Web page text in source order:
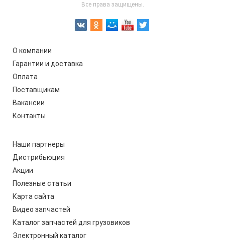
Все права защищены.
О компании
Гарантии и доставка
Оплата
Поставщикам
Вакансии
Контакты
Наши партнеры
Дистрибьюция
Акции
Полезные статьи
Карта сайта
Видео запчастей
Каталог запчастей для грузовиков
Электронный каталог